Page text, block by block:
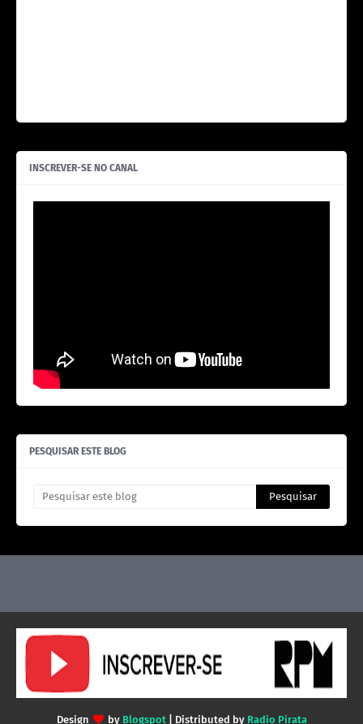
INSCREVER-SE NO CANAL
PESQUISAR ESTE BLOG
Design by Blogspot| Distributed by Radio Pirata